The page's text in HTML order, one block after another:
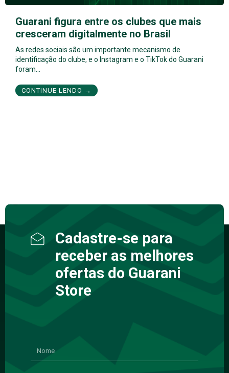
Guarani figura entre os clubes que mais
cresceram digitalmente no Brasil
As redes sociais são um importante mecanismo de
identificação do clube, e o Instagram e o TikTok do Guarani
foram…
CONTINUE LENDO →
Cadastre-se para
receber as melhores
ofertas do Guarani
Store